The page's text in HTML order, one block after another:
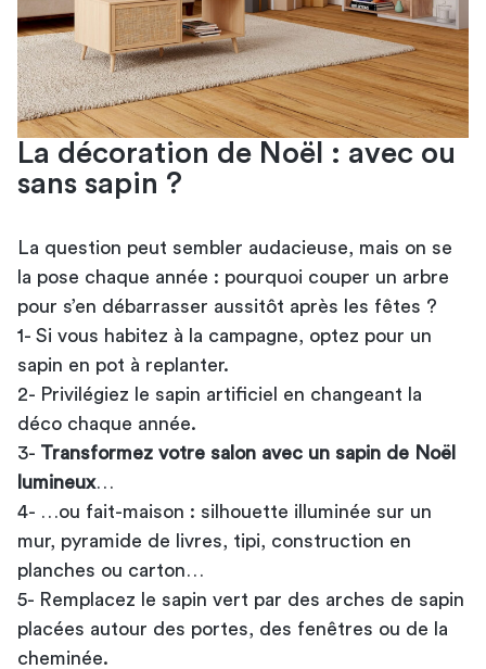
La décoration de Noël : avec ou
sans sapin ?
La question peut sembler audacieuse, mais on se
la pose chaque année : pourquoi couper un arbre
pour s’en débarrasser aussitôt après les fêtes ?
1- Si vous habitez à la campagne, optez pour un
sapin en pot à replanter.
2- Privilégiez le sapin artificiel en changeant la
déco chaque année.
3- Transformez votre salon avec un sapin de Noël
lumineux…
4- …ou fait-maison : silhouette illuminée sur un
mur, pyramide de livres, tipi, construction en
planches ou carton…
5- Remplacez le sapin vert par des arches de sapin
placées autour des portes, des fenêtres ou de la
cheminée.